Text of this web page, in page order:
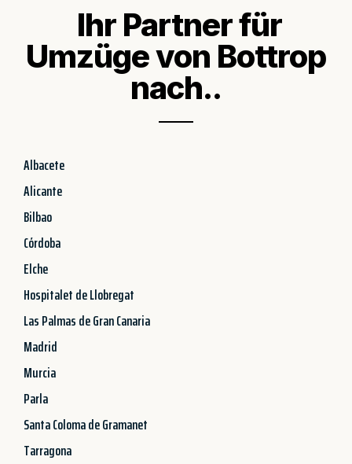
Ihr Partner für
Umzüge von Bottrop
nach..
Albacete
Alicante
Bilbao
Córdoba
Elche
Hospitalet de Llobregat
Las Palmas de Gran Canaria
Madrid
Murcia
Parla
Santa Coloma de Gramanet
Tarragona